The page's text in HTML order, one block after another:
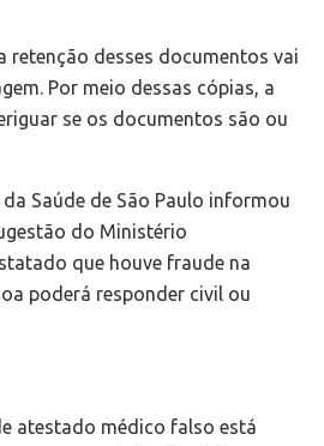
retenção desses documentos vai
Por meio dessas cópias, a
se os documentos são ou
Saúde de São Paulo informou
do Ministério
que houve fraude na
poderá responder civil ou
atestado médico falso está